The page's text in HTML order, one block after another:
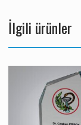
İlgili ürünler